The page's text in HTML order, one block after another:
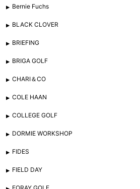
Bernie Fuchs
BLACK CLOVER
BRIEFING
BRIGA GOLF
CHARI＆CO
COLE HAAN
COLLEGE GOLF
DORMIE WORKSHOP
FIDES
FIELD DAY